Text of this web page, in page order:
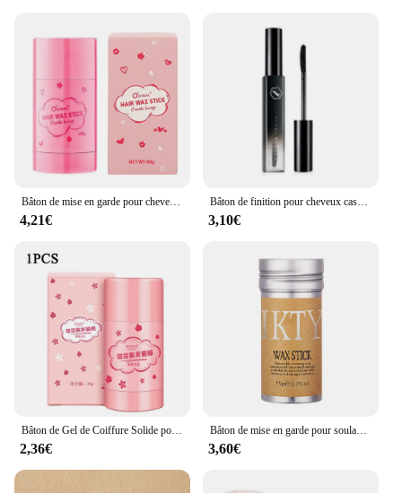
4,21€
Bâton de finition pour cheveux cassés, crème lissante, anciers de finition pour cheveux, gel coiffant saillant, partenaires désordonnés, 2 styles, 13 ml, 18ml
3,10€
2,36€
Bâton de mise en garde pour soulager les frisottis, coiffure des partenaires, sans moulage, anciers de mise en garde, coiffer vos cheveux, adapté aux frisottis des bords
3,60€